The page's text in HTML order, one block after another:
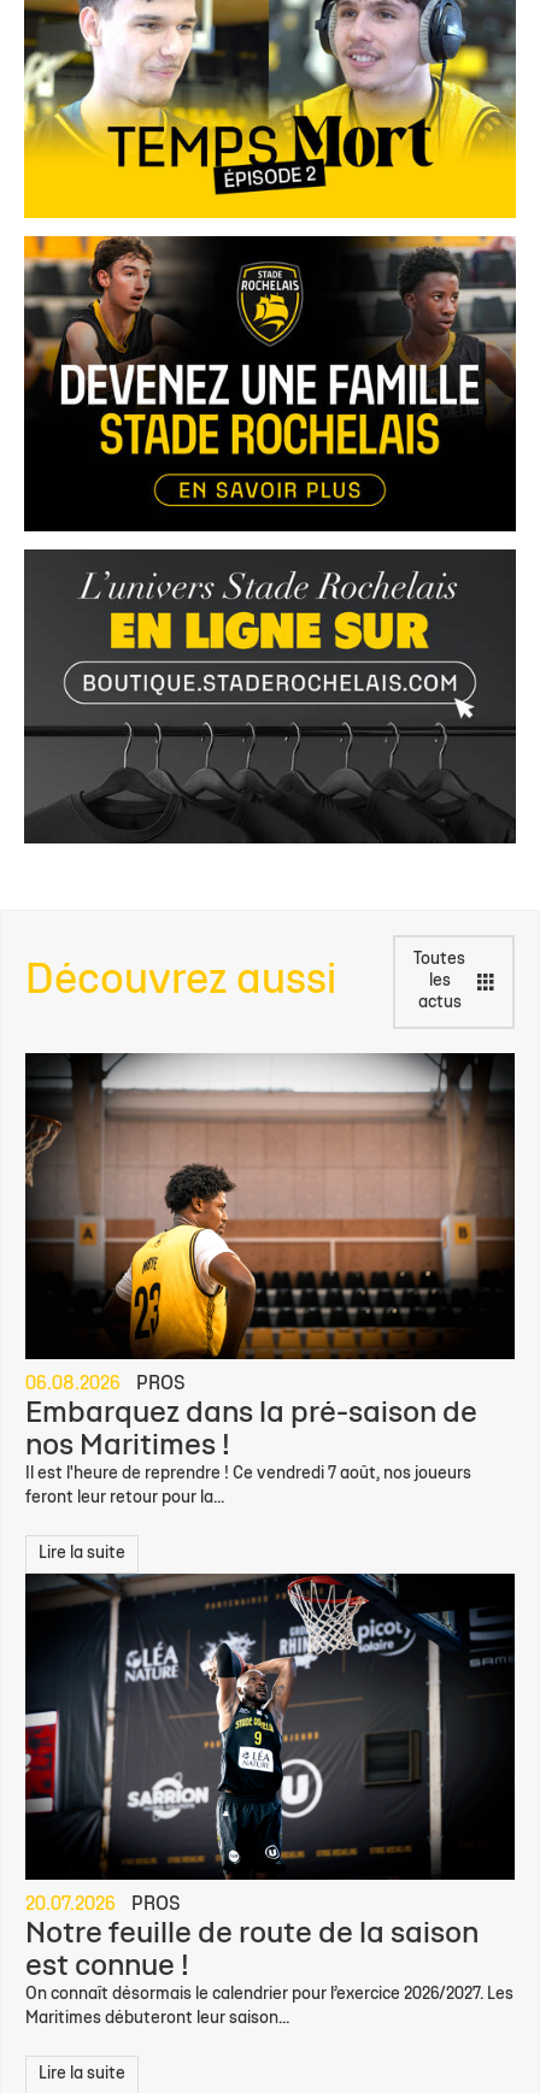
Découvrez aussi
Toutes
les
actus
06.08.2026 PROS
Embarquez dans la pré-saison de
nos Maritimes !
Il est l'heure de reprendre ! Ce vendredi 7 août, nos joueurs
feront leur retour pour la...
Lire la suite
20.07.2026 PROS
Notre feuille de route de la saison
est connue !
On connaît désormais le calendrier pour l’exercice 2026/2027. Les
Maritimes débuteront leur saison...
Lire la suite